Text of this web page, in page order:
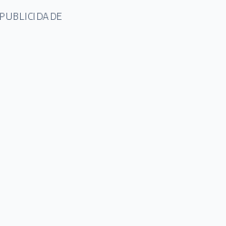
PUBLICIDADE